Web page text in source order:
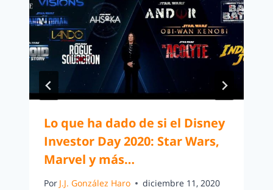
Lo que ha dado de si el Disney
Investor Day 2020: Star Wars,
Marvel y más…
Por J.J. González Haro diciembre 11, 2020